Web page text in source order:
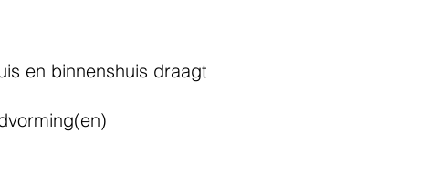
en binnenshuis draagt